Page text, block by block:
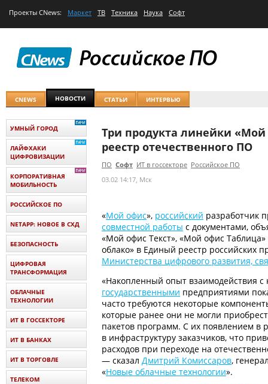
Проекты CNews: Маркет ТВ Техника Наука Софт
CNEWS НОВОСТИ СТАТЬИ ИНТЕРВЬЮ
Три продукта линейки
реестр отечественного ПО
ПО Софт ИТ в госсекторе Российское ПО
03.02 14:17, Мск
«Мой офис», российский разработчик
совместной работы с документами,
«Мой офис Текст», «Мой офис
облако» в Единый реестр российских
Министерства цифрового развития,
«Накопленный опыт взаимодействия
государственными предприятиями
часто требуются некоторые
которые ранее они не могли
пакетов программ. С их появлением в
в инфраструктуру заказчиков, что
расходов при переходе на
— сказал Дмитрий Комиссаров,
«Новые облачные технологии».
УМНЫЙ ГОРОД
ЛАЙФХАКИ
ЦИФРОВИЗАЦИИ
КОРПОРАТИВНАЯ
МОБИЛЬНОСТЬ
РОССИЙСКОЕ ПО
NETAPP: НОВОЕ В СХД
БЕЗОПАСНОСТЬ
ЦИФРОВАЯ
ТРАНСФОРМАЦИЯ
ОБЛАЧНЫЕ
ТЕХНОЛОГИИ
ИТ В ГОССЕКТОРЕ
ИТ В БАНКАХ
ИТ В ТОРГОВЛЕ
ТЕЛЕКОМ